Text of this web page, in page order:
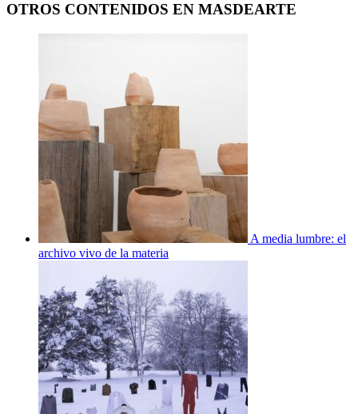
OTROS CONTENIDOS EN MASDEARTE
A media lumbre: el
archivo vivo de la materia